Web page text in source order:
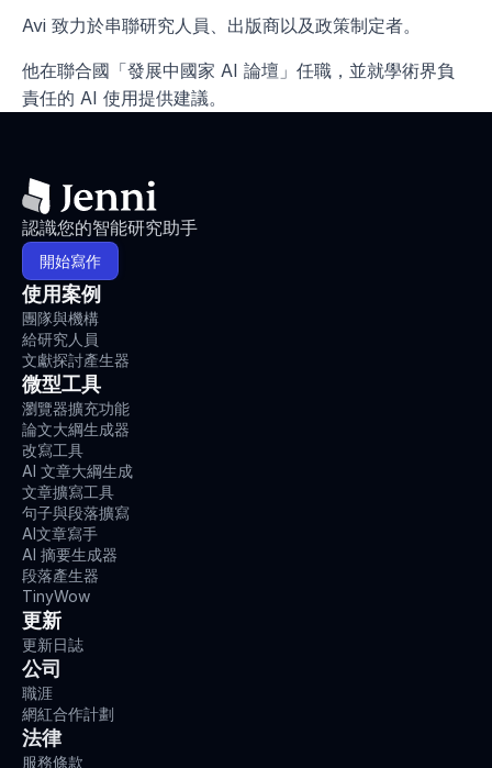
電子郵件
Avi 致力於串聯研究人員、出版商以及政策制定者。
他在聯合國「發展中國家 AI 論壇」任職，並就學術界負
責任的 AI 使用提供建議。
認識您的智能研究助手
開始寫作
使用案例
團隊與機構
給研究人員
文獻探討產生器
微型工具
瀏覽器擴充功能
論文大綱生成器
改寫工具
AI 文章大綱生成
文章擴寫工具
句子與段落擴寫
AI文章寫手
AI 摘要生成器
段落產生器
TinyWow
更新
更新日誌
公司
職涯
網紅合作計劃
法律
服務條款